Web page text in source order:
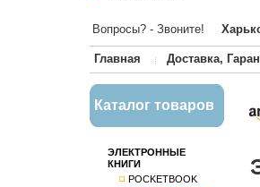
Вопросы? - Звоните!
Главная Доставка,
Каталог товаров
ЭЛЕКТРОННЫЕ
КНИГИ
POCKETBOOK